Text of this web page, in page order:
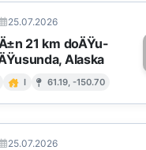
25.07.2026
21 km doÄŸu-
Alaska
I 61.19, -150.70
25.07.2026